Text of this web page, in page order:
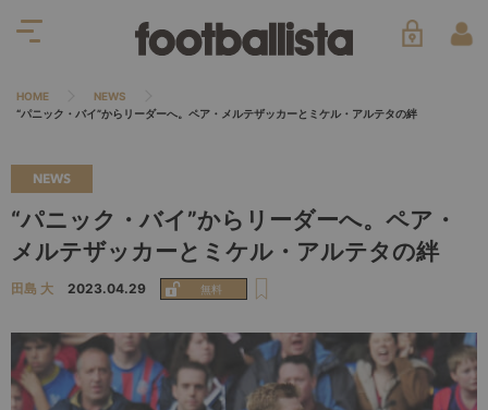
HOME
NEWS
“パニック・バイ”からリーダーへ。ペア・メルテザッカーとミケル・アルテタの絆
NEWS
“パニック・バイ”からリーダーへ。ペア・
メルテザッカーとミケル・アルテタの絆
田島 大 2023.04.29